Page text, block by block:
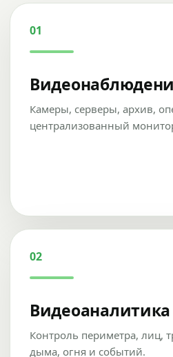
01
Камеры, серверы, архив,
централизованный
02
Видеоаналитика
Контроль периметра, лиц,
дыма, огня и событий.